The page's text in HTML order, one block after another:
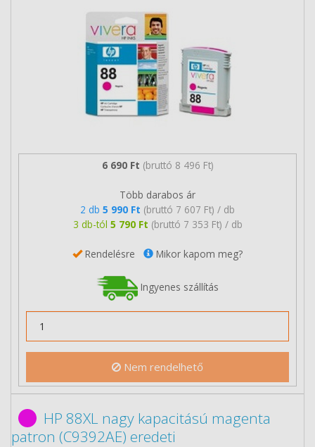
6 690 Ft (bruttó 8 496 Ft)
Több darabos ár
2 db 5 990 Ft (bruttó 7 607 Ft) / db
3 db-tól 5 790 Ft (bruttó 7 353 Ft) / db
Rendelésre Mikor kapom meg?
Ingyenes szállítás
Nem rendelhető
HP 88XL nagy kapacitású magenta
patron (C9392AE) eredeti